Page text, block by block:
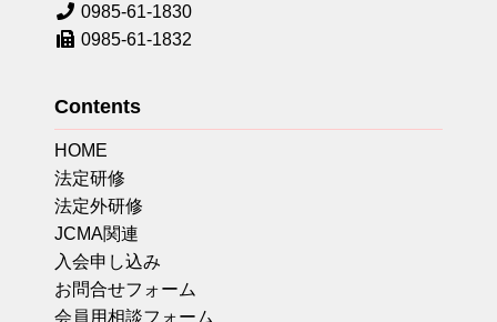
0985-61-1830
0985-61-1832
Contents
HOME
法定研修
法定外研修
JCMA関連
入会申し込み
お問合せフォーム
会員用相談フォーム